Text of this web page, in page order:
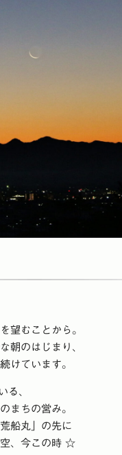
望むことから。
朝のはじまり、
けています。
る、
まちの営み。
船丸」の先に
空、今この時 ☆